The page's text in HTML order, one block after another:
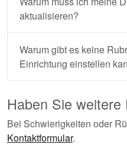
aktualisieren?
Warum gibt es keine
Einrichtung einstellen
Haben Sie weitere
Bei Schwierigkeiten oder
Kontaktformular.